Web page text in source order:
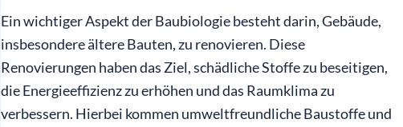
Ein wichtiger Aspekt der Baubiologie besteht darin, Gebäude,
insbesondere ältere Bauten, zu renovieren. Diese
Renovierungen haben das Ziel, schädliche Stoffe zu beseitigen,
die Energieeffizienz zu erhöhen und das Raumklima zu
verbessern. Hierbei kommen umweltfreundliche Baustoffe und